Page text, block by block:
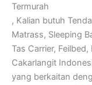
Termurah
, Kalian butuh
Matrass, Sleeping
Tas Carrier,
Cakarlangit
yang berkaitan